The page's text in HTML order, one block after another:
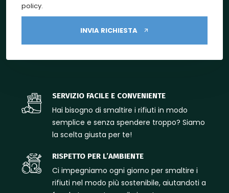
policy.
INVIA RICHIESTA
SERVIZIO FACILE E CONVENIENTE
Hai bisogno di smaltire i rifiuti in modo
semplice e senza spendere troppo? Siamo
la scelta giusta per te!
RISPETTO PER L’AMBIENTE
Ci impegniamo ogni giorno per smaltire i
rifiuti nel modo più sostenibile, aiutandoti a